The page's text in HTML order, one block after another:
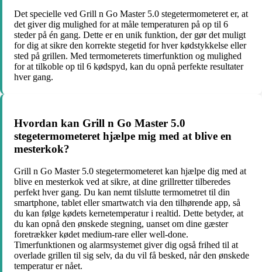
Det specielle ved Grill n Go Master 5.0 stegetermometeret er, at
det giver dig mulighed for at måle temperaturen på op til 6
steder på én gang. Dette er en unik funktion, der gør det muligt
for dig at sikre den korrekte stegetid for hver kødstykkelse eller
sted på grillen. Med termometerets timerfunktion og mulighed
for at tilkoble op til 6 kødspyd, kan du opnå perfekte resultater
hver gang.
Hvordan kan Grill n Go Master 5.0
stegetermometeret hjælpe mig med at blive en
mesterkok?
Grill n Go Master 5.0 stegetermometeret kan hjælpe dig med at
blive en mesterkok ved at sikre, at dine grillretter tilberedes
perfekt hver gang. Du kan nemt tilslutte termometret til din
smartphone, tablet eller smartwatch via den tilhørende app, så
du kan følge kødets kernetemperatur i realtid. Dette betyder, at
du kan opnå den ønskede stegning, uanset om dine gæster
foretrækker kødet medium-rare eller well-done.
Timerfunktionen og alarmsystemet giver dig også frihed til at
overlade grillen til sig selv, da du vil få besked, når den ønskede
temperatur er nået.